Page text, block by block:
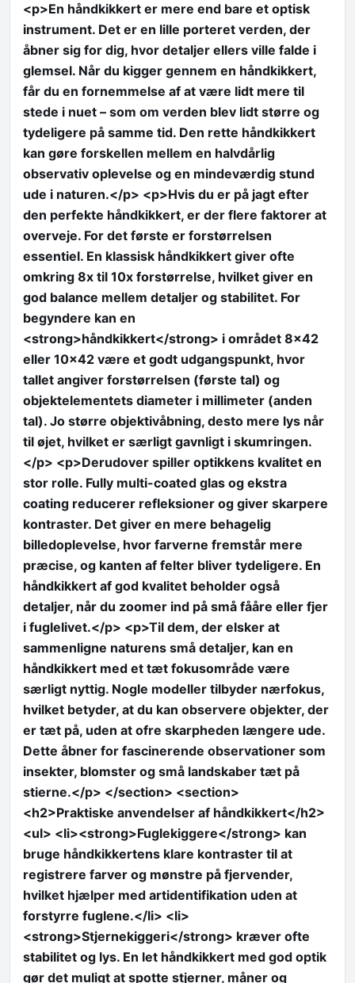
<p>En håndkikkert er mere end bare et optisk
instrument. Det er en lille porteret verden, der
åbner sig for dig, hvor detaljer ellers ville falde i
glemsel. Når du kigger gennem en håndkikkert,
får du en fornemmelse af at være lidt mere til
stede i nuet – som om verden blev lidt større og
tydeligere på samme tid. Den rette håndkikkert
kan gøre forskellen mellem en halvdårlig
observativ oplevelse og en mindeværdig stund
ude i naturen.</p> <p>Hvis du er på jagt efter
den perfekte håndkikkert, er der flere faktorer at
overveje. For det første er forstørrelsen
essentiel. En klassisk håndkikkert giver ofte
omkring 8x til 10x forstørrelse, hvilket giver en
god balance mellem detaljer og stabilitet. For
begyndere kan en
<strong>håndkikkert</strong> i området 8×42
eller 10×42 være et godt udgangspunkt, hvor
tallet angiver forstørrelsen (første tal) og
objektelementets diameter i millimeter (anden
tal). Jo større objektivåbning, desto mere lys når
til øjet, hvilket er særligt gavnligt i skumringen.
</p> <p>Derudover spiller optikkens kvalitet en
stor rolle. Fully multi-coated glas og ekstra
coating reducerer refleksioner og giver skarpere
kontraster. Det giver en mere behagelig
billedoplevelse, hvor farverne fremstår mere
præcise, og kanten af felter bliver tydeligere. En
håndkikkert af god kvalitet beholder også
detaljer, når du zoomer ind på små fååre eller fjer
i fuglelivet.</p> <p>Til dem, der elsker at
sammenligne naturens små detaljer, kan en
håndkikkert med et tæt fokusområde være
særligt nyttig. Nogle modeller tilbyder nærfokus,
hvilket betyder, at du kan observere objekter, der
er tæt på, uden at ofre skarpheden længere ude.
Dette åbner for fascinerende observationer som
insekter, blomster og små landskaber tæt på
stierne.</p> </section> <section>
<h2>Praktiske anvendelser af håndkikkert</h2>
<ul> <li><strong>Fuglekiggere</strong> kan
bruge håndkikkertens klare kontraster til at
registrere farver og mønstre på fjervender,
hvilket hjælper med artidentifikation uden at
forstyrre fuglene.</li> <li>
<strong>Stjernekiggeri</strong> kræver ofte
stabilitet og lys. En let håndkikkert med god optik
gør det muligt at spotte stjerner, måner og